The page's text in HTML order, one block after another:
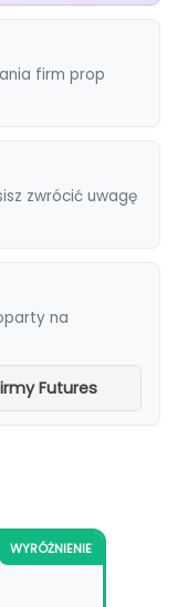
firm prop
zwrócić uwagę
na
Futures
WYRÓŻNIENIE